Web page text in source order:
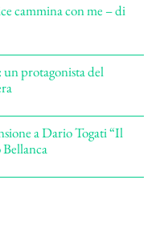
cammina con me – di
un protagonista del
a Dario Togati “Il